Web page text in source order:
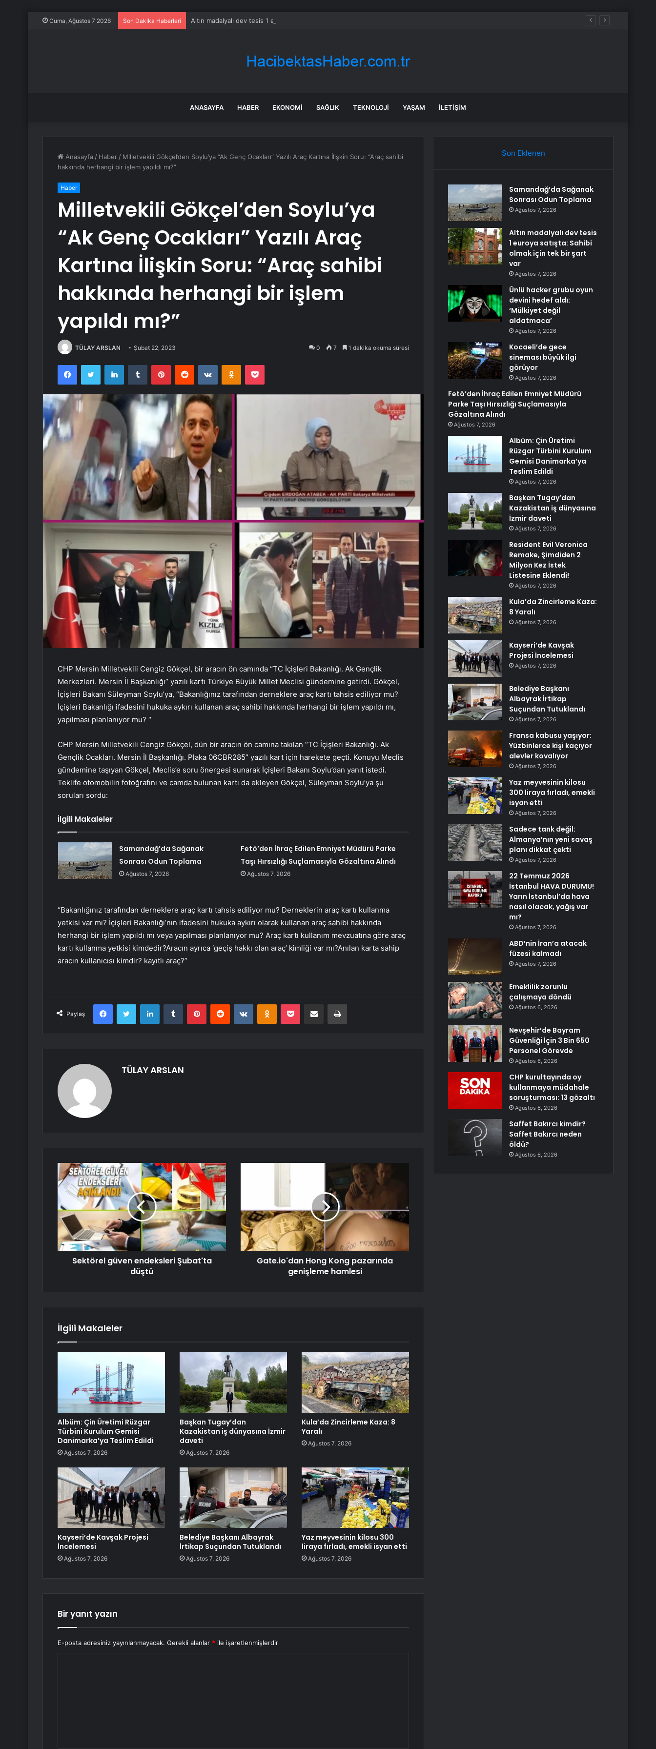
Cuma, Ağustos 7 2026 Son Dakika Haberleri Altın madalyalı dev tesis 1 euroya satışta: Sahibi olmak için tek bir şart var
ANASAYFA HABER EKONOMI SAĞLIK TEKNOLOJI YAŞAM İLETIŞIM
Anasayfa / Haber / Milletvekili Gökçel’den Soylu’ya “Ak Genç Ocakları” Yazılı Araç Kartına İlişkin Soru: “Araç sahibi
hakkında herhangi bir işlem yapıldı mı?”
Haber
Milletvekili Gökçel’den Soylu’ya
“Ak Genç Ocakları” Yazılı Araç
Kartına İlişkin Soru: “Araç sahibi
hakkında herhangi bir işlem
yapıldı mı?”
TÜLAY ARSLAN Şubat 22, 2023 0 7 1 dakika okuma süresi
FacebookTwitter LinkedInTumblr PinterestReddit VKontakteOdnoklassniki
Pocket
CHP Mersin Milletvekili Cengiz Gökçel, bir aracın ön camında “TC İçişleri Bakanlığı. Ak Gençlik
Merkezleri. Mersin İl Başkanlığı” yazılı kartı Türkiye Büyük Millet Meclisi gündemine getirdi. Gökçel,
İçişleri Bakanı Süleyman Soylu’ya, “Bakanlığınız tarafından derneklere araç kartı tahsis ediliyor mu?
İçişleri Bakanlığı ifadesini hukuka aykırı kullanan araç sahibi hakkında herhangi bir işlem yapıldı mı,
yapılması planlanıyor mu? “
CHP Mersin Milletvekili Cengiz Gökçel, dün bir aracın ön camına takılan “TC İçişleri Bakanlığı. Ak
Gençlik Ocakları. Mersin İl Başkanlığı. Plaka 06CBR285” yazılı kart için harekete geçti. Konuyu Meclis
gündemine taşıyan Gökçel, Meclis’e soru önergesi sunarak İçişleri Bakanı Soylu’dan yanıt istedi.
Teklife otomobilin fotoğrafını ve camda bulunan kartı da ekleyen Gökçel, Süleyman Soylu’ya şu
soruları sordu:
İlgili Makaleler
Samandağ’da Sağanak
Sonrası Odun Toplama
Ağustos 7, 2026
Fetö’den İhraç Edilen Emniyet Müdürü Parke
Taşı Hırsızlığı Suçlamasıyla Gözaltına Alındı
Ağustos 7, 2026
“Bakanlığınız tarafından derneklere araç kartı tahsis ediliyor mu? Derneklerin araç kartı kullanma
yetkisi var mı? İçişleri Bakanlığı’nın ifadesini hukuka aykırı olarak kullanan araç sahibi hakkında
herhangi bir işlem yapıldı mı veya yapılması planlanıyor mu? Araç kartı kullanım mevzuatına göre araç
kartı kullanma yetkisi kimdedir?Aracın ayrıca ‘geçiş hakkı olan araç’ kimliği var mı?Anılan karta sahip
aracın kullanıcısı kimdir? kayıtlı araç?”
Paylaş
FacebookTwitter LinkedInTumblr PinterestReddit VKontakteOdnoklassniki
Pocket E-Posta ile paylaş Yazdır
TÜLAY ARSLAN
Sektörel güven endeksleri Şubat'ta
düştü
Gate.io'dan Hong Kong pazarında
genişleme hamlesi
İlgili Makaleler
Albüm: Çin Üretimi Rüzgar
Türbini Kurulum Gemisi
Danimarka’ya Teslim Edildi
Ağustos 7, 2026
Başkan Tugay’dan
Kazakistan iş dünyasına İzmir
daveti
Ağustos 7, 2026
Kula’da Zincirleme Kaza: 8
Yaralı
Ağustos 7, 2026
Kayseri’de Kavşak Projesi
İncelemesi
Ağustos 7, 2026
Belediye Başkanı Albayrak
İrtikap Suçundan Tutuklandı
Ağustos 7, 2026
Yaz meyvesinin kilosu 300
liraya fırladı, emekli isyan etti
Ağustos 7, 2026
Bir yanıt yazın
E-posta adresiniz yayınlanmayacak. Gerekli alanlar * ile işaretlenmişlerdir
Son Eklenen
Samandağ’da Sağanak
Sonrası Odun Toplama
Ağustos 7, 2026
Altın madalyalı dev tesis
1 euroya satışta: Sahibi
olmak için tek bir şart
var
Ağustos 7, 2026
Ünlü hacker grubu oyun
devini hedef aldı:
‘Mülkiyet değil
aldatmaca’
Ağustos 7, 2026
Kocaeli’de gece
sineması büyük ilgi
görüyor
Ağustos 7, 2026
Fetö’den İhraç Edilen Emniyet Müdürü
Parke Taşı Hırsızlığı Suçlamasıyla
Gözaltına Alındı
Ağustos 7, 2026
Albüm: Çin Üretimi
Rüzgar Türbini Kurulum
Gemisi Danimarka’ya
Teslim Edildi
Ağustos 7, 2026
Başkan Tugay’dan
Kazakistan iş dünyasına
İzmir daveti
Ağustos 7, 2026
Resident Evil Veronica
Remake, Şimdiden 2
Milyon Kez İstek
Listesine Eklendi!
Ağustos 7, 2026
Kula’da Zincirleme Kaza:
8 Yaralı
Ağustos 7, 2026
Kayseri’de Kavşak
Projesi İncelemesi
Ağustos 7, 2026
Belediye Başkanı
Albayrak İrtikap
Suçundan Tutuklandı
Ağustos 7, 2026
Fransa kabusu yaşıyor:
Yüzbinlerce kişi kaçıyor
alevler kovalıyor
Ağustos 7, 2026
Yaz meyvesinin kilosu
300 liraya fırladı, emekli
isyan etti
Ağustos 7, 2026
Sadece tank değil:
Almanya’nın yeni savaş
planı dikkat çekti
Ağustos 7, 2026
22 Temmuz 2026
İstanbul HAVA DURUMU!
Yarın İstanbul’da hava
nasıl olacak, yağış var
mı?
Ağustos 7, 2026
ABD’nin İran’a atacak
füzesi kalmadı
Ağustos 7, 2026
Emeklilik zorunlu
çalışmaya döndü
Ağustos 6, 2026
Nevşehir’de Bayram
Güvenliği İçin 3 Bin 650
Personel Görevde
Ağustos 6, 2026
CHP kurultayında oy
kullanmaya müdahale
soruşturması: 13 gözaltı
Ağustos 6, 2026
Saffet Bakırcı kimdir?
Saffet Bakırcı neden
öldü?
Ağustos 6, 2026